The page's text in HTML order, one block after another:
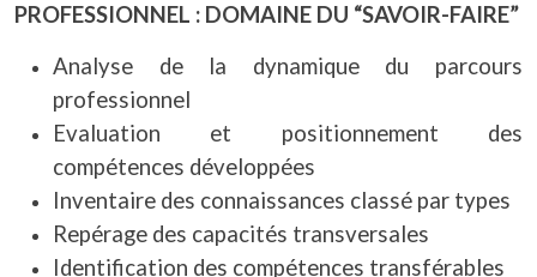
PROFESSIONNEL : DOMAINE DU “SAVOIR-FAIRE”
Analyse de la dynamique du parcours
professionnel
Evaluation et positionnement des
compétences développées
Inventaire des connaissances classé par types
Repérage des capacités transversales
Identification des compétences transférables